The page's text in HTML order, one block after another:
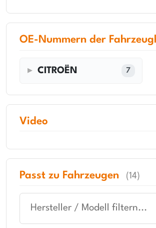
OE-Nummern der
CITROËN 7
Video
Passt zu Fahrzeugen (14)